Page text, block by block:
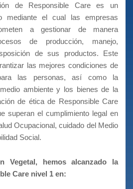
de Responsible Care es un
mediante el cual las empresas
a gestionar de manera
de producción, manejo,
de sus productos. Este
las mejores condiciones de
las personas, así como la
ambiente y los bienes de la
de ética de Responsible Care
superan el cumplimiento legal en
Ocupacional, cuidado del Medio
Social.
Vegetal, hemos alcanzado la
Care nivel 1 en: